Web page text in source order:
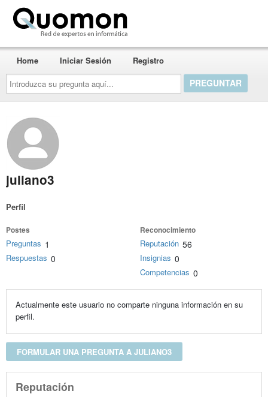
Introduzca
su
pregunta
aquí...
Home Iniciar Sesión Registro
juliano3
Perfil
Postes
Preguntas 1
Respuestas 0
Reconocimiento
Reputación 56
Insignias 0
Competencias 0
Actualmente este usuario no comparte ninguna información en su
perfil.
FORMULAR UNA PREGUNTA A JULIANO3
Reputación